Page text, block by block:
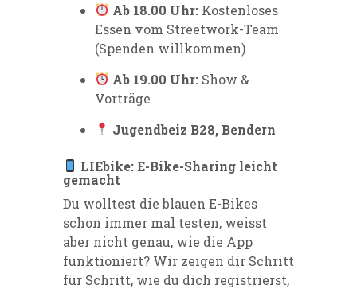
Ab 18.00 Uhr: Kostenloses
Essen vom Streetwork-Team
(Spenden willkommen)
Ab 19.00 Uhr: Show &
Vorträge
Jugendbeiz B28, Bendern
LIEbike: E-Bike-Sharing leicht
gemacht
Du wolltest die blauen E-Bikes
schon immer mal testen, weisst
aber nicht genau, wie die App
funktioniert? Wir zeigen dir Schritt
für Schritt, wie du dich registrierst,